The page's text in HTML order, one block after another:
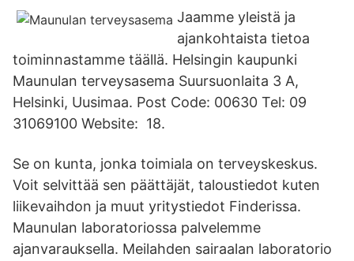
Jaamme yleistä ja
ajankohtaista tietoa
toiminnastamme täällä. Helsingin kaupunki
Maunulan terveysasema Suursuonlaita 3 A,
Helsinki, Uusimaa. Post Code: 00630 Tel: 09
31069100 Website: 18.
Se on kunta, jonka toimiala on terveyskeskus.
Voit selvittää sen päättäjät, taloustiedot kuten
liikevaihdon ja muut yritystiedot Finderissa.
Maunulan laboratoriossa palvelemme
ajanvarauksella. Meilahden sairaalan laboratorio